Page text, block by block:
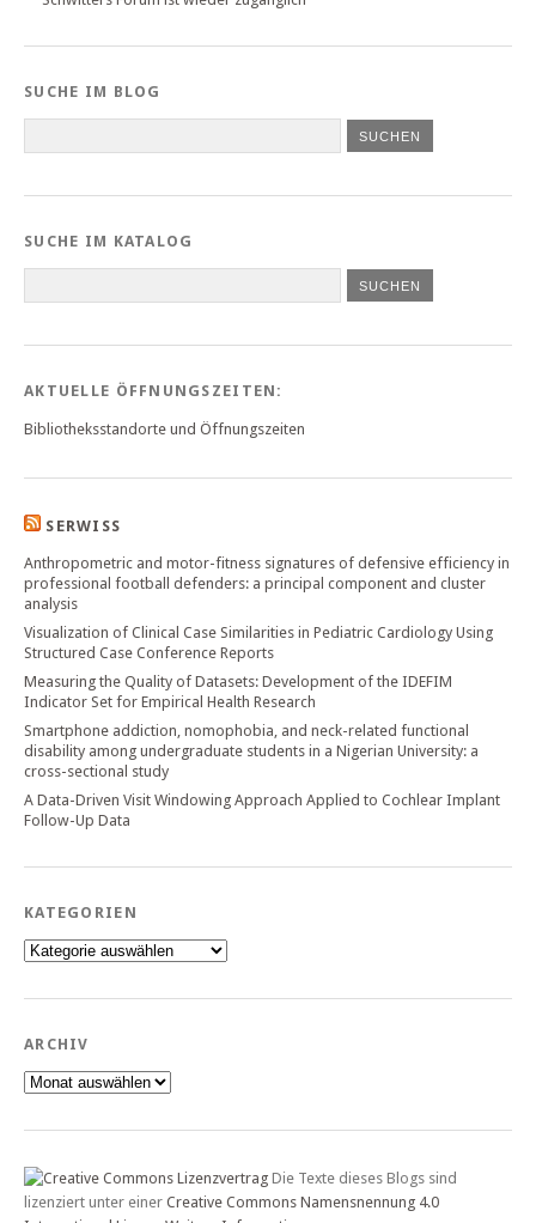
SUCHE IM BLOG
SUCHE IM KATALOG
SUCHEN
AKTUELLE ÖFFNUNGSZEITEN:
Bibliotheksstandorte und Öffnungszeiten
SERWISS
Anthropometric and motor-fitness signatures of defensive efficiency in
professional football defenders: a principal component and cluster
analysis
Visualization of Clinical Case Similarities in Pediatric Cardiology Using
Structured Case Conference Reports
Measuring the Quality of Datasets: Development of the IDEFIM
Indicator Set for Empirical Health Research
Smartphone addiction, nomophobia, and neck-related functional
disability among undergraduate students in a Nigerian University: a
cross-sectional study
A Data-Driven Visit Windowing Approach Applied to Cochlear Implant
Follow-Up Data
KATEGORIEN
Kategorien
ARCHIV
Archiv
Die Texte dieses Blogs sind
lizenziert unter einer Creative Commons Namensnennung 4.0